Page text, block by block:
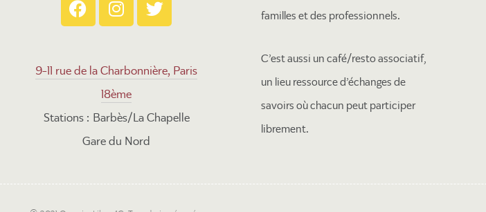
9-11 rue de la Charbonnière, Paris
18ème
Stations : Barbès/La Chapelle
Gare du Nord
familles et des professionnels.
C’est aussi un café/resto associatif,
un lieu ressource d’échanges de
savoirs où chacun peut participer
librement.